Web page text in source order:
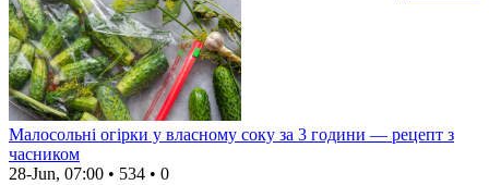
Малосольні огірки у власному соку за 3 години — рецепт з
часником
28-Jun, 07:00 • 534 • 0